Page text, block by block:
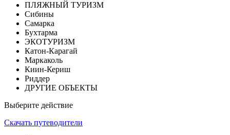
ПЛЯЖНЫЙ ТУРИЗМ
Сибины
Самарка
Бухтарма
ЭКОТУРИЗМ
Катон-Карагай
Маркаколь
Киин-Кериш
Риддер
ДРУГИЕ ОБЪЕКТЫ
Выберите действие
Скачать путеводители